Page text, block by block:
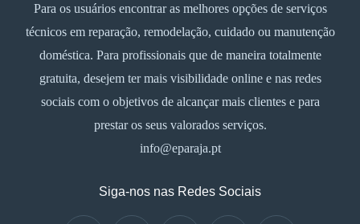
Para os usuários encontrar as melhores opções de serviços
técnicos em reparação, remodelação, cuidado ou manutenção
doméstica. Para profissionais que de maneira totalmente
gratuita, desejem ter mais visibilidade online e nas redes
sociais com o objetivos de alcançar mais clientes e para
prestar os seus valorados serviços.
info@eparaja.pt
Siga-nos nas Redes Sociais